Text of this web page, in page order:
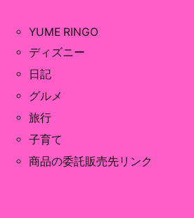
YUME RINGO
ディズニー
日記
グルメ
旅行
子育て
商品の委託販売先リンク